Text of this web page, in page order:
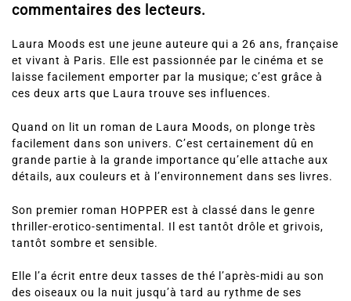
commentaires des lecteurs.
Laura Moods est une jeune auteure qui a 26 ans, française
et vivant à Paris. Elle est passionnée par le cinéma et se
laisse facilement emporter par la musique; c’est grâce à
ces deux arts que Laura trouve ses influences.
Quand on lit un roman de Laura Moods, on plonge très
facilement dans son univers. C’est certainement dû en
grande partie à la grande importance qu’elle attache aux
détails, aux couleurs et à l’environnement dans ses livres.
Son premier roman HOPPER est à classé dans le genre
thriller-erotico-sentimental. Il est tantôt drôle et grivois,
tantôt sombre et sensible.
Elle l’a écrit entre deux tasses de thé l’après-midi au son
des oiseaux ou la nuit jusqu’à tard au rythme de ses